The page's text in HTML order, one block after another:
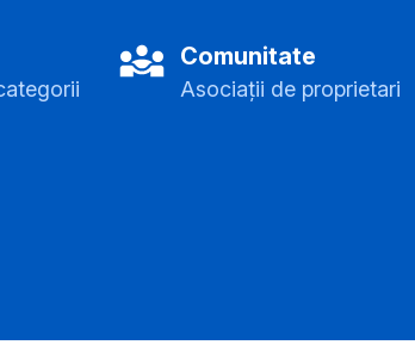
Comunitate
Asociații de proprietari